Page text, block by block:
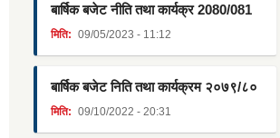
बार्षिक बजेट नीति तथा कार्यक्र 2080/081
मिति: 09/05/2023 - 11:12
बार्षिक बजेट निति तथा कार्यक्रम २०७९/८०
मिति: 09/10/2022 - 20:31